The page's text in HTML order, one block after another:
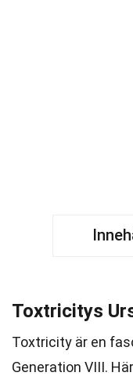
Toxtricitys
Toxtricity är en
Generation VIII.